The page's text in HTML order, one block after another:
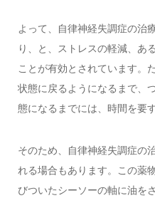
よって、自律神経失調症の治
り、と、ストレスの軽減、あ
ことが有効とされています。
状態に戻るようになるまで、
態になるまでには、時間を要
そのため、自律神経失調症の
れる場合もあります。この薬
びついたシーソーの軸に油を